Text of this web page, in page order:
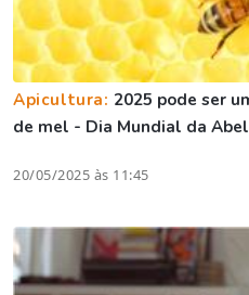
Apicultura: 2025 pode ser
de mel - Dia Mundial da
20/05/2025 às 11:45